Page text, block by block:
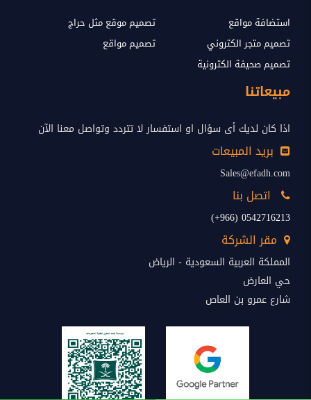
استضافة مواقع
تصميم موقع مثل حراج
تصميم متجر الكتروني
تصميم مواقع
تصميم صحيفة الكترونية
مبيعاتنا
اذا كان لديك أى سؤال او استفسار لا تتردد وتواصل معنا الآن
بريد المبيعات
Sales@efadh.com
اتصل بنا
0542716213 (966+)
مقر الشركة
المملكة العربية السعودية - الرياض
حي العارض
شارع عمرو بن العاص